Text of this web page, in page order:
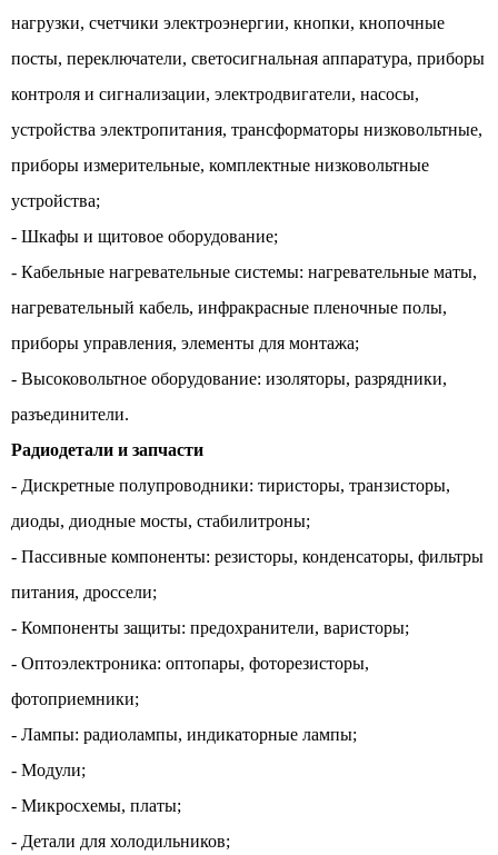
нагрузки, счетчики электроэнергии, кнопки, кнопочные
посты, переключатели, светосигнальная аппаратура, приборы
контроля и сигнализации, электродвигатели, насосы,
устройства электропитания, трансформаторы низковольтные,
приборы измерительные, комплектные низковольтные
устройства;
- Шкафы и щитовое оборудование;
- Кабельные нагревательные системы: нагревательные маты,
нагревательный кабель, инфракрасные пленочные полы,
приборы управления, элементы для монтажа;
- Высоковольтное оборудование: изоляторы, разрядники,
разъединители.
Радиодетали и запчасти
- Дискретные полупроводники: тиристоры, транзисторы,
диоды, диодные мосты, стабилитроны;
- Пассивные компоненты: резисторы, конденсаторы, фильтры
питания, дроссели;
- Компоненты защиты: предохранители, варисторы;
- Оптоэлектроника: оптопары, фоторезисторы,
фотоприемники;
- Лампы: радиолампы, индикаторные лампы;
- Модули;
- Микросхемы, платы;
- Детали для холодильников;